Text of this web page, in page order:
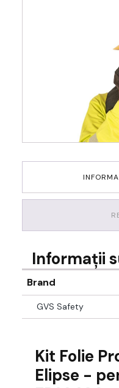
Informații
Brand
GVS Safety
Kit Folie
Elipse -